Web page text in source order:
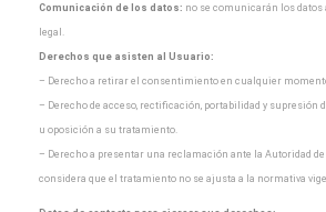
Comunicación de los datos: no se comunicarán los datos
legal.
Derechos que asisten al Usuario:
– Derecho a retirar el consentimiento en cualquier
– Derecho de acceso, rectificación, portabilidad y supresión
u oposición a su tratamiento.
– Derecho a presentar una reclamación ante la Autoridad
considera que el tratamiento no se ajusta a la normativa